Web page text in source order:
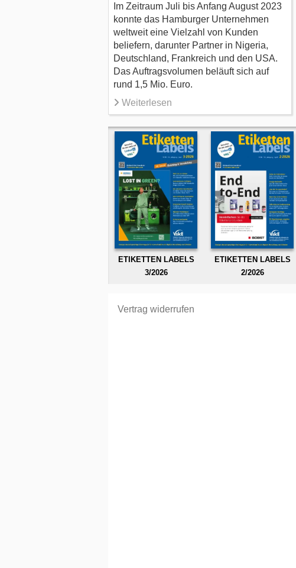
Im Zeitraum Juli bis Anfang August 2023
konnte das Hamburger Unternehmen
weltweit eine Vielzahl von Kunden
beliefern, darunter Partner in Nigeria,
Deutschland, Frankreich und den USA.
Das Auftragsvolumen beläuft sich auf
rund 1,5 Mio. Euro.
Weiterlesen
ETIKETTEN LABELS
3/2026
ETIKETTEN LABELS
2/2026
Vertrag widerrufen